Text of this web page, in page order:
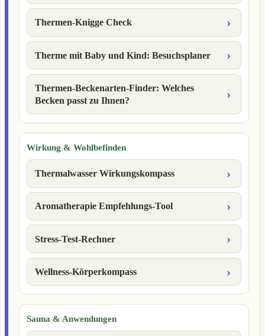
Thermen-Knigge Check
Therme mit Baby und Kind: Besuchsplaner
Thermen-Beckenarten-Finder: Welches
Becken passt zu Ihnen?
Wirkung & Wohlbefinden
Thermalwasser Wirkungskompass
Aromatherapie Empfehlungs-Tool
Stress-Test-Rechner
Wellness-Körperkompass
Sauna & Anwendungen